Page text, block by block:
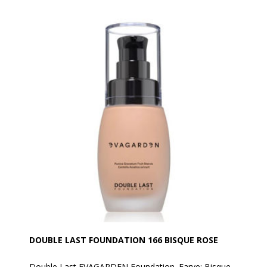
eksklusiv teknologi, der kombinerer ekstrem
holdbarhed, en cremet og delikat tekstur og en utrolig
let, naturlig og lysende høj dækkeevne.
Aldrig før er en foundation blevet set så stærkt
dækkende med en så subtil og behagelig tekstur.
Double Last foundationen tilbyder også fremragende
fugtbestandighed, hvilket gør den ideel til alle
vejrforhold. Det mikroniserede titanium og andre
mineraler behandlet med innovative teknologier
garanterer beskyttelse mod solens stråler.
- Ekstrem holdbarhed
- Cremet og delikat tekstur
- Let, naturlig og lysende dækkeevne
- Beskyttelse mod solens stråler
Anvendelse:
DOUBLE LAST FOUNDATION 166 BISQUE ROSE